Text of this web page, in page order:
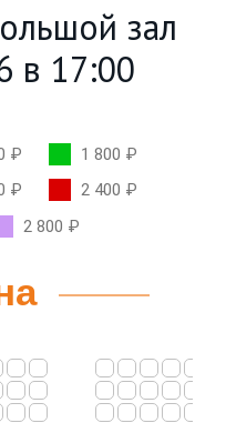
зал
в 17:00
₽
1 800 ₽
₽
2 400 ₽
2 800 ₽